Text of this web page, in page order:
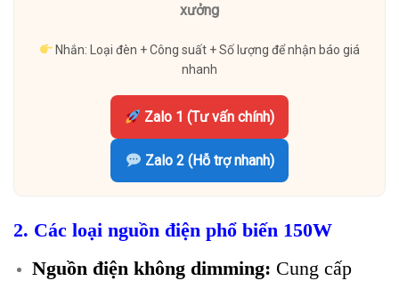
xưởng
Nhắn: Loại đèn + Công suất + Số lượng để nhận báo giá
nhanh
Zalo 1 (Tư vấn chính)
Zalo 2 (Hỗ trợ nhanh)
2. Các loại nguồn điện phổ biến 150W
Nguồn điện không dimming: Cung cấp